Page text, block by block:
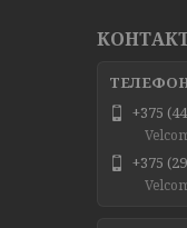
+375
+375